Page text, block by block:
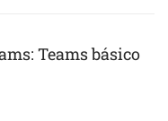
Teams básico